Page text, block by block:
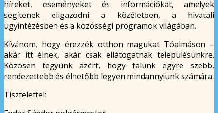
híreket, eseményeket és információkat, amelyek
segítenek eligazodni a közéletben, a hivatali
ügyintézésben és a közösségi programok világában.
Kívánom, hogy érezzék otthon magukat Tóalmáson –
akár itt élnek, akár csak ellátogatnak településünkre.
Közösen tegyünk azért, hogy falunk egyre szebb,
rendezettebb és élhetőbb legyen mindannyiunk számára.
Tisztelettel: